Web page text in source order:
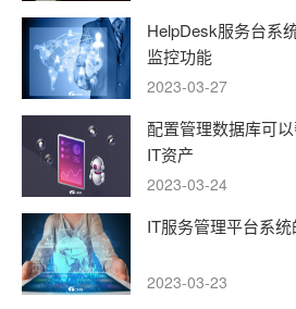
HelpDesk服务台系
监控功能
2023-03-27
配置管理数据库可
IT资产
2023-03-24
IT服务管理平台系
2023-03-23